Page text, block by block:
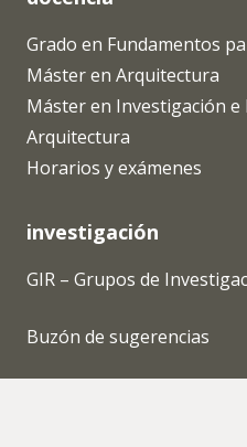
Grado en Fundamentos
Máster en Arquitectura
Máster en Investigación e
Arquitectura
Horarios y exámenes
investigación
GIR – Grupos de
Buzón de sugerencias